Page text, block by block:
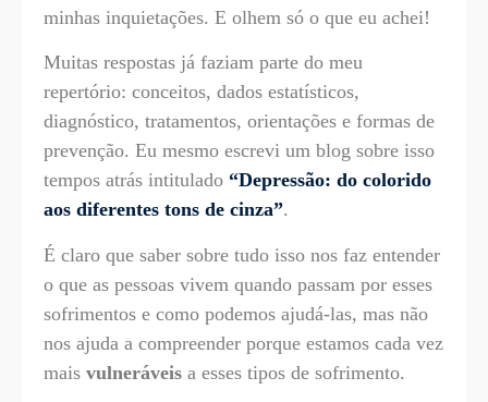
minhas inquietações. E olhem só o que eu achei!
Muitas respostas já faziam parte do meu
repertório: conceitos, dados estatísticos,
diagnóstico, tratamentos, orientações e formas de
prevenção. Eu mesmo escrevi um blog sobre isso
tempos atrás intitulado “Depressão: do colorido
aos diferentes tons de cinza”.
É claro que saber sobre tudo isso nos faz entender
o que as pessoas vivem quando passam por esses
sofrimentos e como podemos ajudá-las, mas não
nos ajuda a compreender porque estamos cada vez
mais vulneráveis a esses tipos de sofrimento.